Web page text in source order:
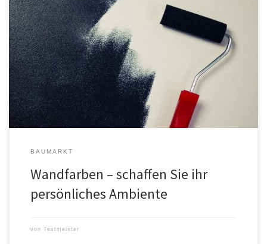
Worin bestehen die Qualitätsunterschiede bei Wandfarben? Wenn
es um die Qualität von Wandfarben geht, gibt es einige Faktoren
zu beachten. Dazu zählen die Inhaltsstoffe, die Farbe und der
Glanzgrad. Alle diese Faktoren beeinflussen die Qualität der
Wandfarben und ihre Leistung. Zunächst sollte man sich über die
Inhaltsstoffe bewusst sein, denn […]
BAUMARKT
Wandfarben – schaffen Sie ihr
persönliches Ambiente
von Testmeister